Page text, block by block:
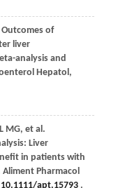
of
liver
analysis and
Hepatol,
MG, et al.
Liver
in patients with
Aliment Pharmacol
10.1111/apt.15793.